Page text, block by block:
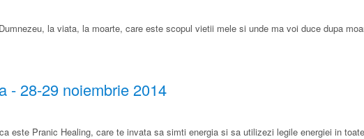
la viata, la moarte, care este scopul vietii mele si unde ma voi duce dupa
- 28-29 noiembrie 2014
este Pranic Healing, care te invata sa simti energia si sa utilizezi legile energiei in